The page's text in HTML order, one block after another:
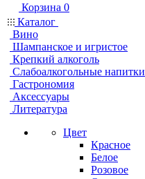
Корзина 0
Каталог
Вино
Шампанское и игристое
Крепкий алкоголь
Слабоалкогольные напитки
Гастрономия
Аксессуары
Литература
Цвет
Красное
Белое
Розовое